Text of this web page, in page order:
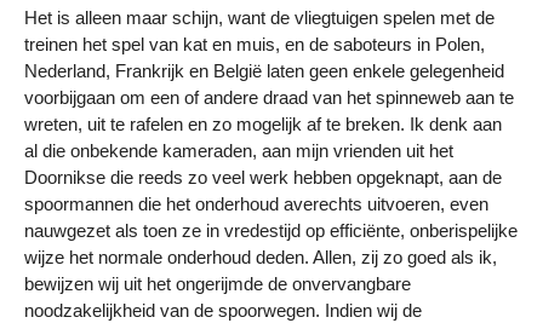
Het is alleen maar schijn, want de vliegtuigen spelen met de
treinen het spel van kat en muis, en de saboteurs in Polen,
Nederland, Frankrijk en België laten geen enkele gelegenheid
voorbijgaan om een of andere draad van het spinneweb aan te
wreten, uit te rafelen en zo mogelijk af te breken. Ik denk aan
al die onbekende kameraden, aan mijn vrienden uit het
Doornikse die reeds zo veel werk hebben opgeknapt, aan de
spoormannen die het onderhoud averechts uitvoeren, even
nauwgezet als toen ze in vredestijd op efficiënte, onberispelijke
wijze het normale onderhoud deden. Allen, zij zo goed als ik,
bewijzen wij uit het ongerijmde de onvervangbare
noodzakelijkheid van de spoorwegen. Indien wij de